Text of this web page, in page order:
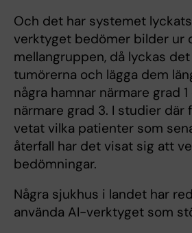
Och det har systemet
verktyget bedömer bilder ur
mellangruppen, då lyckas
tumörerna och lägga dem
några hamnar närmare grad
närmare grad 3. I studier där
vetat vilka patienter som
återfall har det visat sig att
bedömningar.
Några sjukhus i landet har
använda AI-verktyget som